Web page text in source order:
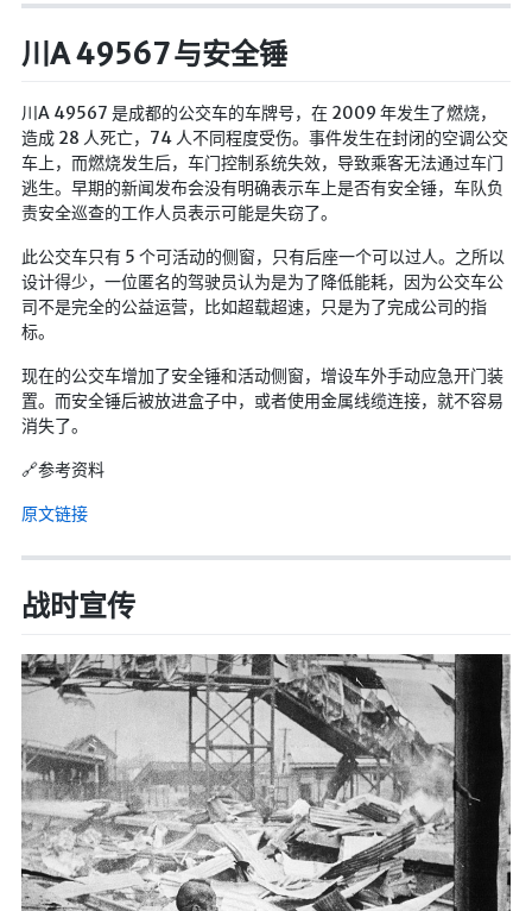
川A 49567 与安全锤
川A 49567 是成都的公交车的车牌号，在 2009 年发生了燃烧，
造成 28 人死亡，74 人不同程度受伤。事件发生在封闭的空调公交
车上，而燃烧发生后，车门控制系统失效，导致乘客无法通过车门
逃生。早期的新闻发布会没有明确表示车上是否有安全锤，车队负
责安全巡查的工作人员表示可能是失窃了。
此公交车只有 5 个可活动的侧窗，只有后座一个可以过人。之所以
设计得少，一位匿名的驾驶员认为是为了降低能耗，因为公交车公
司不是完全的公益运营，比如超载超速，只是为了完成公司的指
标。
现在的公交车增加了安全锤和活动侧窗，增设车外手动应急开门装
置。而安全锤后被放进盒子中，或者使用金属线缆连接，就不容易
消失了。
🔗参考资料
原文链接
战时宣传